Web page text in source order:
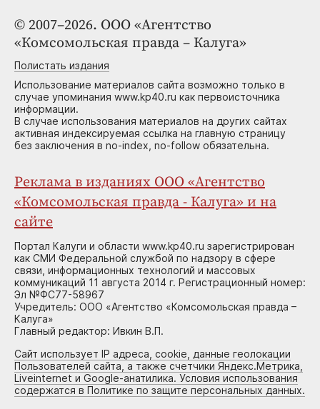
© 2007–2026. ООО «Агентство
«Комсомольская правда – Калуга»
Полистать издания
Использование материалов сайта возможно только в
случае упоминания www.kp40.ru как первоисточника
информации.
В случае использования материалов на других сайтах
активная индексируемая ссылка на главную страницу
без заключения в no-index, no-follow обязательна.
Реклама в изданиях ООО «Агентство
«Комсомольская правда - Калуга» и на
сайте
Портал Калуги и области www.kp40.ru зарегистрирован
как СМИ Федеральной службой по надзору в сфере
связи, информационных технологий и массовых
коммуникаций 11 августа 2014 г. Регистрационный номер:
Эл №ФС77-58967
Учредитель: ООО «Агентство «Комсомольская правда –
Калуга»
Главный редактор: Ивкин В.П.
Сайт использует IP адреса, cookie, данные геолокации
Пользователей сайта, а также счетчики Яндекс.Метрика,
Liveinternet и Google-анатилика. Условия использования
содержатся в Политике по защите персональных данных.